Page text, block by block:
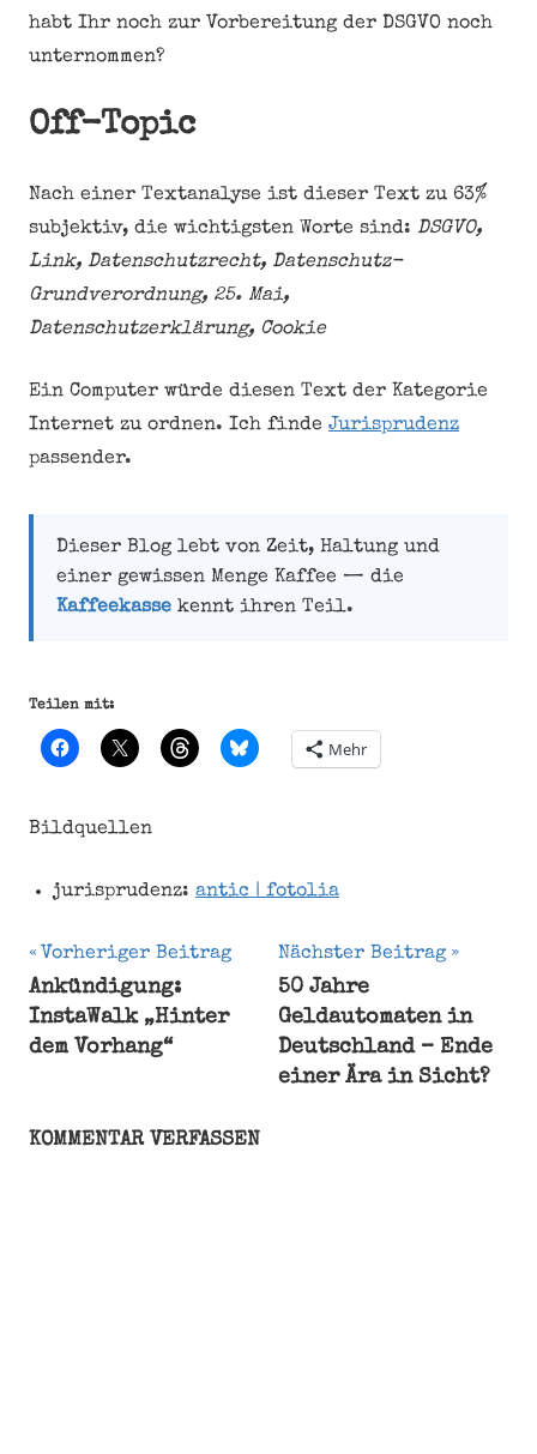
habt Ihr noch zur Vorbereitung der DSGVO noch
unternommen?
Off-Topic
Nach einer Textanalyse ist dieser Text zu 63%
subjektiv, die wichtigsten Worte sind: DSGVO,
Link, Datenschutzrecht, Datenschutz-
Grundverordnung, 25. Mai,
Datenschutzerklärung, Cookie
Ein Computer würde diesen Text der Kategorie
Internet zu ordnen. Ich finde Jurisprudenz
passender.
Dieser Blog lebt von Zeit, Haltung und
einer gewissen Menge Kaffee — die
Kaffeekassekennt ihren Teil.
Teilen mit:
Mehr
Bildquellen
jurisprudenz: antic | fotolia
25.
Mai
Cookie
Beitragsnavigation
Vorheriger Beitrag
Ankündigung:
InstaWalk „Hinter
dem Vorhang“
Nächster Beitrag
50 Jahre
Geldautomaten in
Deutschland – Ende
einer Ära in Sicht?
KOMMENTAR VERFASSEN